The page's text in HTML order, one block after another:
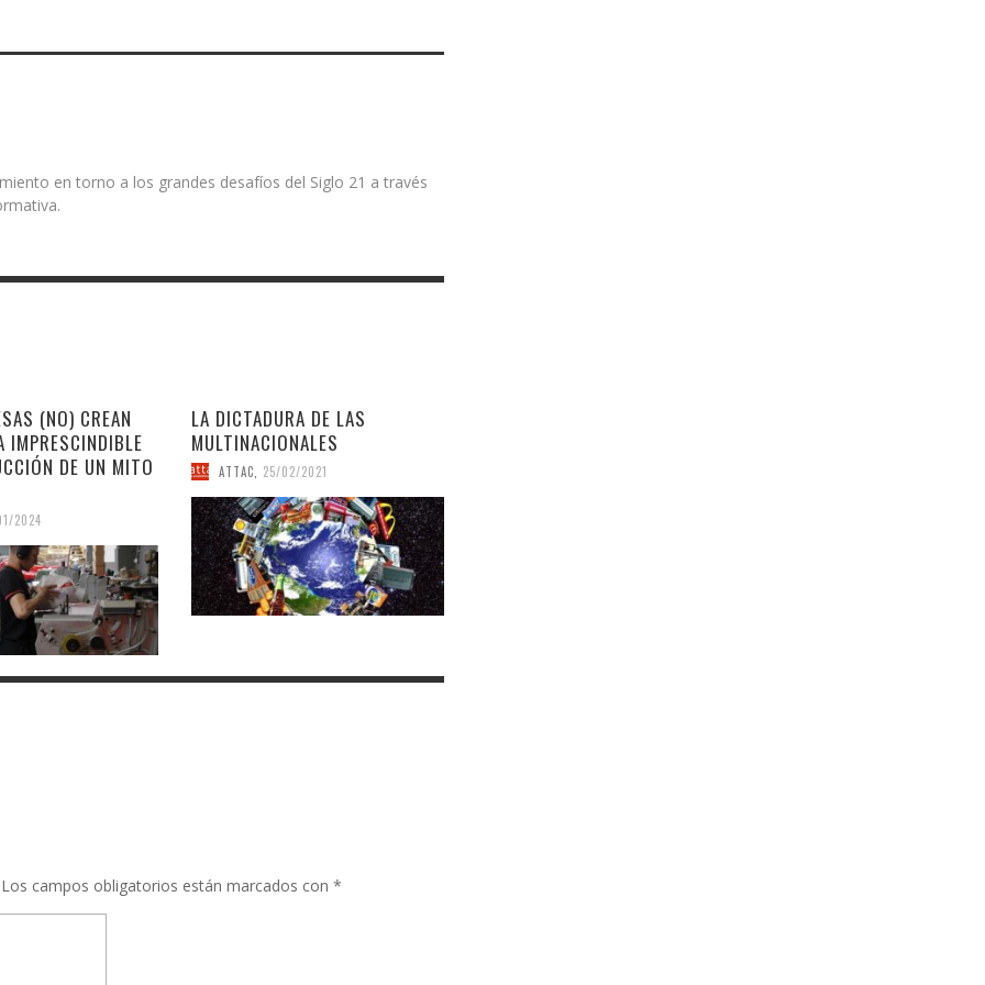
en torno a los grandes desafíos del Siglo 21 a través
(NO) CREAN
IMPRESCINDIBLE
DE UN MITO
2024
LA DICTADURA DE LAS
MULTINACIONALES
ATTAC 25/02/2021
Los campos obligatorios están marcados con *